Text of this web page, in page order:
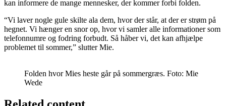
kan informere de mange mennesker, der kommer forbi folden.
“Vi laver nogle gule skilte ala dem, hvor der står, at der er strøm på
hegnet. Vi hænger en snor op, hvor vi samler alle informationer som
telefonnumre og fodring forbudt. Så håber vi, det kan afhjælpe
problemet til sommer,” slutter Mie.
Folden hvor Mies heste går på sommergræs. Foto: Mie
Wede